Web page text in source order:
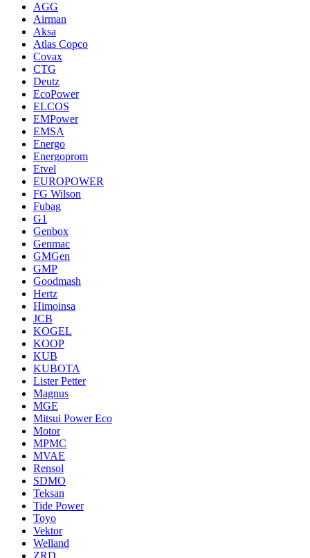
AGG
Airman
Aksa
Atlas Copco
Covax
CTG
Deutz
EcoPower
ELCOS
EMPower
EMSA
Energo
Energoprom
Etvel
EUROPOWER
FG Wilson
Fubag
G1
Genbox
Genmac
GMGen
GMP
Goodmash
Hertz
Himoinsa
JCB
KOGEL
KOOP
KUB
KUBOTA
Lister Petter
Magnus
MGE
Mitsui Power Eco
Motor
MPMC
MVAE
Rensol
SDMO
Teksan
Tide Power
Toyo
Vektor
Welland
ZRD